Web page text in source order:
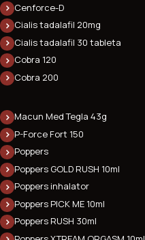
Cenforce-D
Cialis tadalafil 20mg
Cialis tadalafil 30 tableta
Cobra 120
Cobra 200
Macun Med Tegla 43g
P-Force Fort 150
Poppers
Poppers GOLD RUSH 10ml
Poppers inhalator
Poppers PICK ME 10ml
Poppers RUSH 30ml